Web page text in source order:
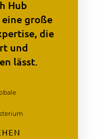
Hub
große
die
und
lässt.